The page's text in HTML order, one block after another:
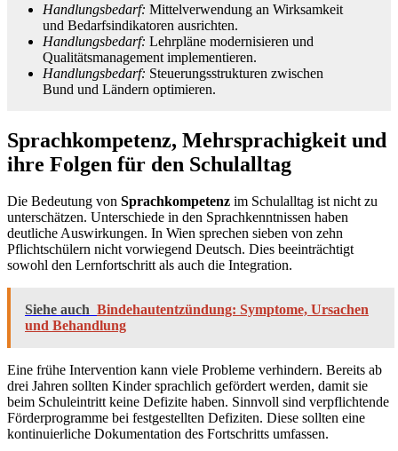
Handlungsbedarf: Mittelverwendung an Wirksamkeit
und Bedarfsindikatoren ausrichten.
Handlungsbedarf: Lehrpläne modernisieren und
Qualitätsmanagement implementieren.
Handlungsbedarf: Steuerungsstrukturen zwischen
Bund und Ländern optimieren.
Sprachkompetenz, Mehrsprachigkeit und
ihre Folgen für den Schulalltag
Die Bedeutung von Sprachkompetenz im Schulalltag ist nicht zu
unterschätzen. Unterschiede in den Sprachkenntnissen haben
deutliche Auswirkungen. In Wien sprechen sieben von zehn
Pflichtschülern nicht vorwiegend Deutsch. Dies beeinträchtigt
sowohl den Lernfortschritt als auch die Integration.
Siehe auch Bindehautentzündung: Symptome, Ursachen
und Behandlung
Eine frühe Intervention kann viele Probleme verhindern. Bereits ab
drei Jahren sollten Kinder sprachlich gefördert werden, damit sie
beim Schuleintritt keine Defizite haben. Sinnvoll sind verpflichtende
Förderprogramme bei festgestellten Defiziten. Diese sollten eine
kontinuierliche Dokumentation des Fortschritts umfassen.